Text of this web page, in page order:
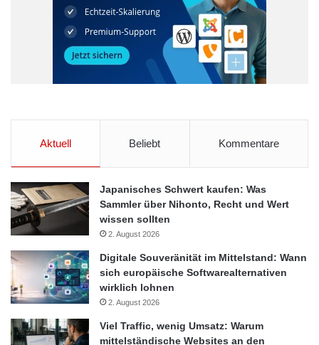
Aktuell Beliebt Kommentare
Japanisches Schwert kaufen: Was
Sammler über Nihonto, Recht und Wert
wissen sollten
2. August 2026
Digitale Souveränität im Mittelstand: Wann
sich europäische Softwarealternativen
wirklich lohnen
2. August 2026
Viel Traffic, wenig Umsatz: Warum
mittelständische Websites an den